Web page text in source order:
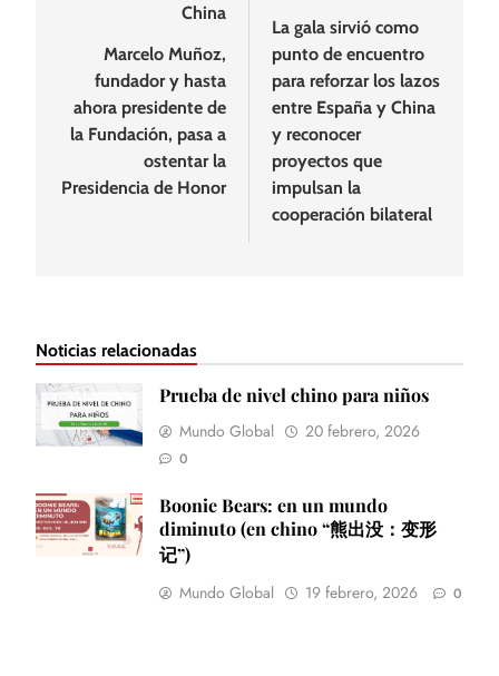
China
Marcelo Muñoz,
fundador y hasta
ahora presidente de
la Fundación, pasa a
ostentar la
Presidencia de Honor
La gala sirvió como
punto de encuentro
para reforzar los lazos
entre España y China
y reconocer
proyectos que
impulsan la
cooperación bilateral
Noticias relacionadas
Prueba de nivel chino para niños
Mundo Global 20 febrero, 2026
0
Boonie Bears: en un mundo
diminuto (en chino “熊出没：变形
记”)
Mundo Global 19 febrero, 2026 0